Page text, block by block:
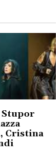
Stupor
Cristina